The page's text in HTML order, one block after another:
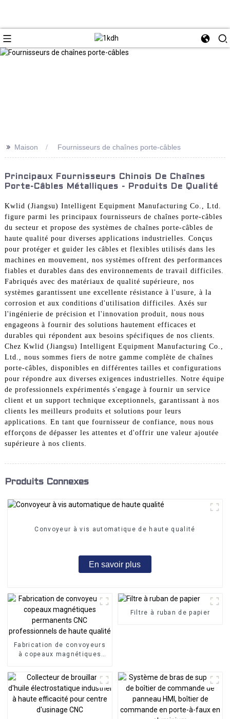
>> Maison Fournisseurs de chaînes porte-câbles
Principaux Fournisseurs Chinois De Chaînes
Porte-Câbles Métalliques - Produits De Qualité
Kwlid (Jiangsu) Intelligent Equipment Manufacturing Co., Ltd.
figure parmi les principaux fournisseurs de chaînes porte-câbles
du secteur et propose des systèmes de chaînes porte-câbles de
haute qualité pour diverses applications industrielles. Conçus
pour protéger et guider les câbles et flexibles utilisés dans les
machines en mouvement, nos systèmes offrent des performances
fiables et durables dans des environnements de travail difficiles.
Fabriqués avec des matériaux de qualité supérieure, nos
systèmes garantissent une excellente résistance à l'usure, à la
corrosion et aux conditions d'utilisation difficiles. Axés sur
l'ingénierie de précision et l'innovation produit, nous nous
engageons à fournir des solutions hautement efficaces et
durables qui répondent aux besoins spécifiques de nos clients.
Chez Kwlid (Jiangsu) Intelligent Equipment Manufacturing Co.,
Ltd., nous sommes fiers de notre gamme complète de chaînes
porte-câbles, disponibles en différentes tailles et configurations
pour répondre aux diverses exigences industrielles. Notre équipe
de professionnels expérimentés s'engage à fournir un service
client et un support technique exceptionnels, garantissant à nos
clients les meilleurs produits et solutions pour leurs
applications. En tant que fournisseur de confiance, nous nous
efforçons de dépasser les attentes et d'offrir une valeur ajoutée
supérieure à nos clients.
Produits Connexes
Convoyeur à vis automatique de haute qualité
En savoir plus
Fabrication de convoyeurs
à copeaux magnétiques
qualité
Filtre à ruban de papier